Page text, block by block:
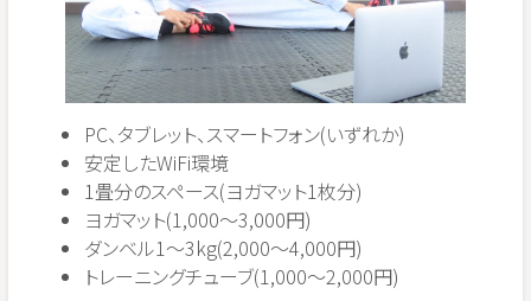
PC、タブレット、スマートフォン(いずれか)
安定したWiFi環境
1畳分のスペース(ヨガマット1枚分)
ヨガマット(1,000〜3,000円)
ダンベル1〜3kg(2,000〜4,000円)
トレーニングチューブ(1,000〜2,000円)